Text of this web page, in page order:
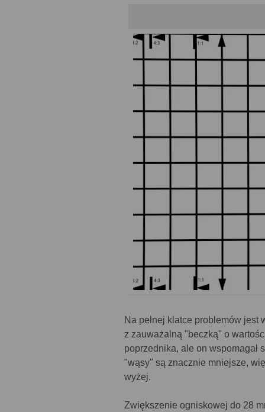
Na pełnej klatce problemów
z zauważalną "beczką" o
poprzednika, ale on
"wąsy" są znacznie mniejsze,
wyżej.
Zwiększenie ogniskowej do 28